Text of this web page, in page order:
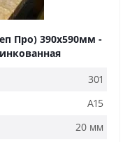
Про) 390х590мм -
301
A15
20 мм